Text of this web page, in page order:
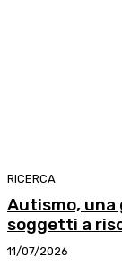
RICERCA
Autismo, una
soggetti a
11/07/2026